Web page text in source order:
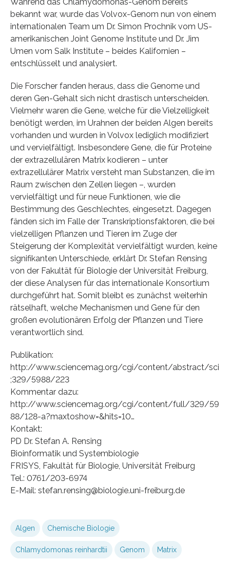
bekannt war, wurde das Volvox-Genom nun von einem
internationalen Team um Dr. Simon Prochnik vom US-
amerikanischen Joint Genome Institute und Dr. Jim
Umen vom Salk Institute – beides Kalifornien –
entschlüsselt und analysiert.
Die Forscher fanden heraus, dass die Genome und
deren Gen-Gehalt sich nicht drastisch unterscheiden.
Vielmehr waren die Gene, welche für die Vielzelligkeit
benötigt werden, im Urahnen der beiden Algen bereits
vorhanden und wurden in Volvox lediglich modifiziert
und vervielfältigt. Insbesondere Gene, die für Proteine
der extrazellulären Matrix kodieren – unter
extrazellulärer Matrix versteht man Substanzen, die im
Raum zwischen den Zellen liegen –, wurden
vervielfältigt und für neue Funktionen, wie die
Bestimmung des Geschlechtes, eingesetzt. Dagegen
fänden sich im Falle der Transkriptionsfaktoren, die bei
vielzelligen Pflanzen und Tieren im Zuge der
Steigerung der Komplexität vervielfältigt wurden, keine
signifikanten Unterschiede, erklärt Dr. Stefan Rensing
von der Fakultät für Biologie der Universität Freiburg,
der diese Analysen für das internationale Konsortium
durchgeführt hat. Somit bleibt es zunächst weiterhin
rätselhaft, welche Mechanismen und Gene für den
großen evolutionären Erfolg der Pflanzen und Tiere
verantwortlich sind.
Publikation:
http://www.sciencemag.org/cgi/content/abstract/sci
;329/5988/223
Kommentar dazu:
http://www.sciencemag.org/cgi/content/full/329/59
88/128-a?maxtoshow=&hits=10…
Kontakt:
PD Dr. Stefan A. Rensing
Bioinformatik und Systembiologie
FRISYS, Fakultät für Biologie, Universität Freiburg
Tel.: 0761/203-6974
E-Mail: stefan.rensing@biologie.uni-freiburg.de
Algen Chemische Biologie
Chlamydomonas reinhardtii Genom Matrix